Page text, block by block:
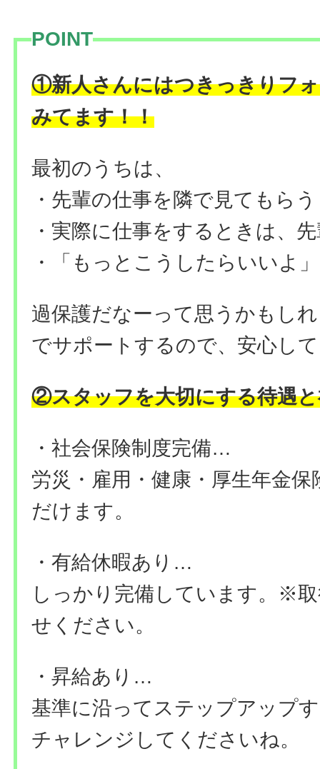
POINT
①新人さんにはつきっきりフ
みてます！！
最初のうちは、
・先輩の仕事を隣で見てもらう
・実際に仕事をするときは、
・「もっとこうしたらいいよ
過保護だなーって思うかもし
でサポートするので、安心し
②スタッフを大切にする待遇
・社会保険制度完備…
労災・雇用・健康・厚生年金
だけます。
・有給休暇あり…
しっかり完備しています。※
せください。
・昇給あり…
基準に沿ってステップアップ
チャレンジしてくださいね。